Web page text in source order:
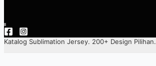
Katalog Sublimation Jersey. 200+ Design Pilihan.